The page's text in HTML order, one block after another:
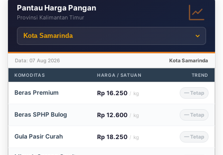
Pantau Harga Pangan
Provinsi Kalimantan Timur
Data: 07 Aug 2026 Kota Samarinda
KOMODITAS HARGA / SATUAN TREND
Beras Premium Rp 16.250 / kg — Tetap
Beras SPHP Bulog Rp 12.600 / kg — Tetap
Gula Pasir Curah Rp 18.250 / kg — Tetap